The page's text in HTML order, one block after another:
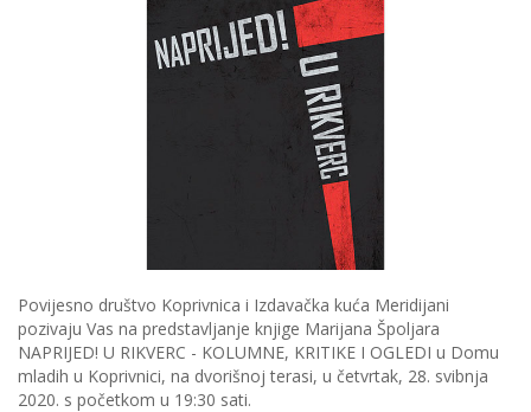
Povijesno društvo Koprivnica i Izdavačka kuća Meridijani
pozivaju Vas na predstavljanje knjige Marijana Špoljara
NAPRIJED! U RIKVERC - KOLUMNE, KRITIKE I OGLEDI u Domu
mladih u Koprivnici, na dvorišnoj terasi, u četvrtak, 28. svibnja
2020. s početkom u 19:30 sati.